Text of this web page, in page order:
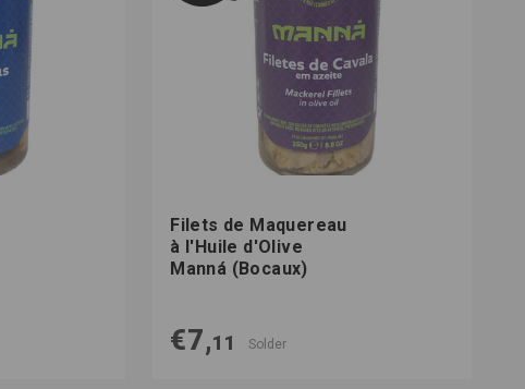
Filets de Maquereau
à l'Huile d'Olive
Manná (Bocaux)
€7,11 Solder